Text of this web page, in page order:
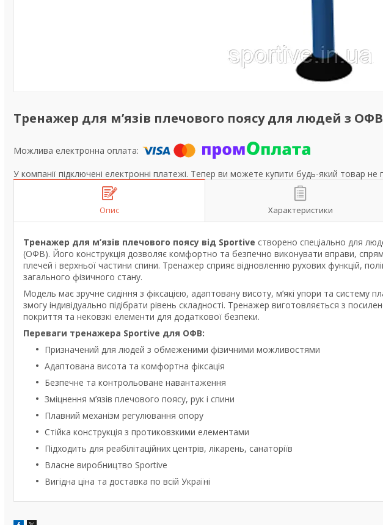
Тренажер для м’язів плечового поясу для людей з
У компанії підключені електронні платежі. Тепер ви можете купити будь-який товар не
Опис Характеристики
Тренажер для м’язів плечового поясу від Sportive створено спеціально для
(ОФВ). Його конструкція дозволяє комфортно та безпечно виконувати вправи,
плечей і верхньої частини спини. Тренажер сприяє відновленню рухових функцій,
загального фізичного стану.
Модель має зручне сидіння з фіксацією, адаптовану висоту, м’які упори та
змогу індивідуально підібрати рівень складності. Тренажер виготовляється з
покриття та нековзкі елементи для додаткової безпеки.
Переваги тренажера Sportive для ОФВ:
Призначений для людей з обмеженими фізичними можливостями
Адаптована висота та комфортна фіксація
Безпечне та контрольоване навантаження
Зміцнення м’язів плечового поясу, рук і спини
Плавний механізм регулювання опору
Стійка конструкція з протиковзкими елементами
Підходить для реабілітаційних центрів, лікарень, санаторіїв
Власне виробництво Sportive
Вигідна ціна та доставка по всій Україні